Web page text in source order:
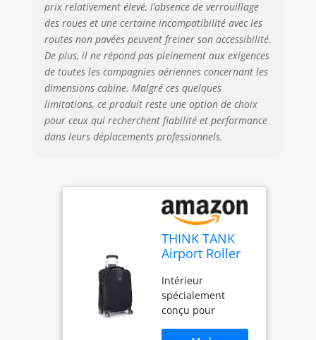
portable peut
étendre les
dimensions
extérieures du
rouleau Convient
pour 2 reflex
numériques avec
objectifs attachés,
plus 5 à 8 objectifs
supplémentaires,
17" Dimensions
intérieures : 33,8 x
45,7 x 16,5 à 19,1
cm (l x H x P) (33,8
x 45,7 x 16,5 à 19,1
cm), dimensions
extérieures : 35,6 x
53,3 x 20,3 cm (l x
H x P) 3 cm),
pour ordinateur
prix relativement élevé, l’absence de verrouillage
des roues et une certaine incompatibilité avec les
routes non pavées peuvent freiner son accessibilité.
De plus, il ne répond pas pleinement aux exigences
de toutes les compagnies aériennes concernant les
dimensions cabine. Malgré ces quelques
limitations, ce produit reste une option de choix
pour ceux qui recherchent fiabilité et performance
dans leurs déplacements professionnels.
THINK TANK
Airport Roller
bandoulière,
75 cm, Noir
(Negro)
Intérieur
spécialement
conçu pour